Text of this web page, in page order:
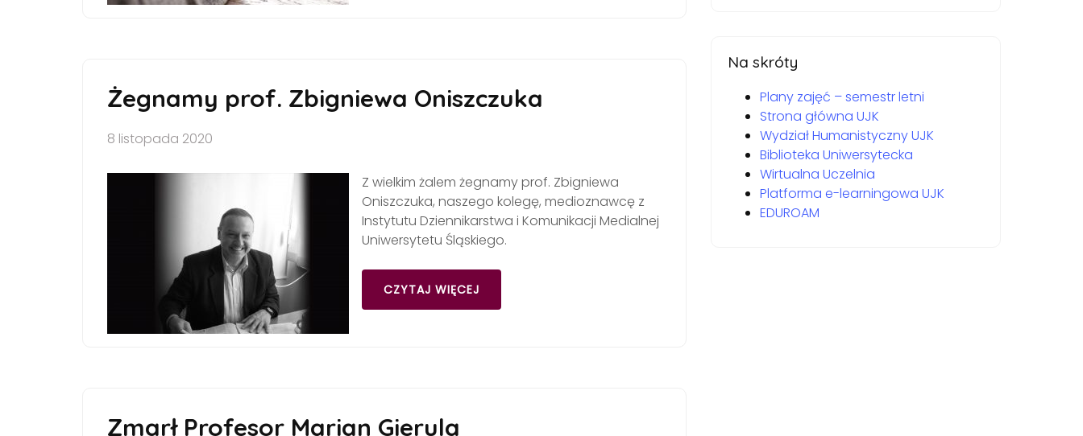
Żegnamy prof. Zbigniewa Oniszczuka
8 listopada 2020
Z wielkim żalem żegnamy prof. Zbigniewa
Oniszczuka, naszego kolegę, medioznawcę z
Instytutu Dziennikarstwa i Komunikacji Medialnej
Uniwersytetu Śląskiego.
CZYTAJ WIĘCEJ
Zmarł Profesor Marian Gierula
Na skróty
Plany zajęć – semestr letni
Strona główna UJK
Wydział Humanistyczny UJK
Biblioteka Uniwersytecka
Wirtualna Uczelnia
Platforma e-learningowa UJK
EDUROAM